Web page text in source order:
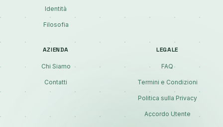
Identità
Filosofia
AZIENDA
Chi Siamo
Contatti
LEGALE
FAQ
Termini e Condizioni
Politica sulla Privacy
Accordo Utente